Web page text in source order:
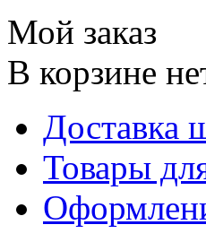
Мой заказ
В корзине
Доставка
Товары